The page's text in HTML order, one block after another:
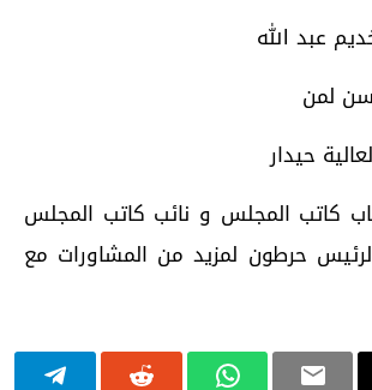
عبد الله
لمن
حيدار
كاتب المجلس و نائب كاتب المجلس
حرطون لمزيد من المشاورات مع